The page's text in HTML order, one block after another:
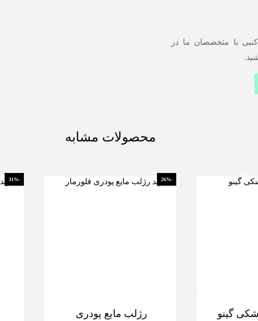
با متخصصان ما در
محصولات مشابه
گینو
-26%
رژلب مایع پودری
-31%